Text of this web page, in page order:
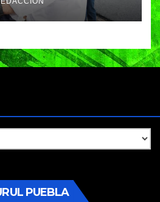
de Mayo
PUEBLA